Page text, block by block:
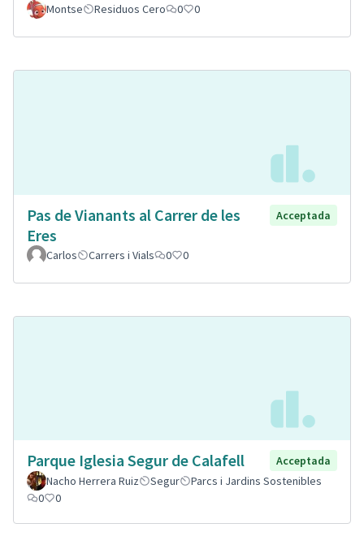
Montse Residuos Cero 0 0
Pas de Vianants al Carrer de les
Eres
Acceptada
Carlos Carrers i Vials 0 0
Parque Iglesia Segur de Calafell
Acceptada
Nacho Herrera Ruiz
Segur
Parcs i Jardins Sostenibles
0
0